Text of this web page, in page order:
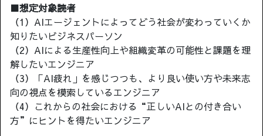
■想定対象読者
（1）AIエージェントによってどう社会が変わっていくか
知りたいビジネスパーソン
（2）AIによる生産性向上や組織変革の可能性と課題を理
解したいエンジニア
（3）「AI疲れ」を感じつつも、より良い使い方や未来志
向の視点を模索しているエンジニア
（4）これからの社会における“正しいAIとの付き合い
方”にヒントを得たいエンジニア